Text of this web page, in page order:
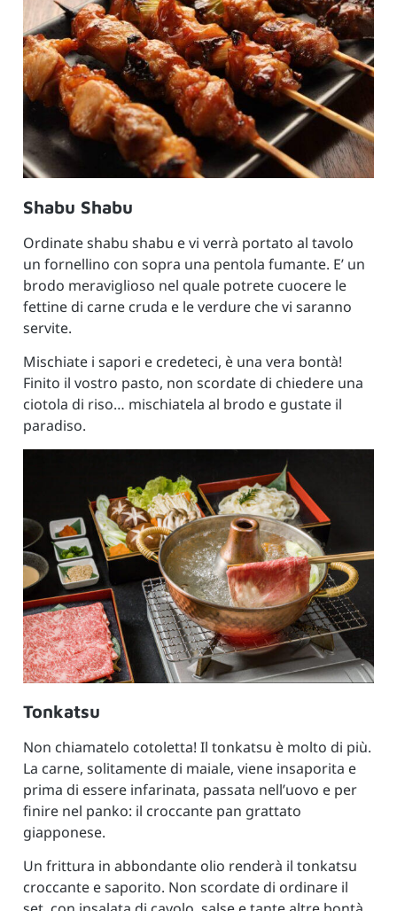
Shabu Shabu
Ordinate shabu shabu e vi verrà portato al tavolo
un fornellino con sopra una pentola fumante. E’ un
brodo meraviglioso nel quale potrete cuocere le
fettine di carne cruda e le verdure che vi saranno
servite.
Mischiate i sapori e credeteci, è una vera bontà!
Finito il vostro pasto, non scordate di chiedere una
ciotola di riso… mischiatela al brodo e gustate il
paradiso.
Tonkatsu
Non chiamatelo cotoletta! Il tonkatsu è molto di più.
La carne, solitamente di maiale, viene insaporita e
prima di essere infarinata, passata nell’uovo e per
finire nel panko: il croccante pan grattato
giapponese.
Un frittura in abbondante olio renderà il tonkatsu
croccante e saporito. Non scordate di ordinare il